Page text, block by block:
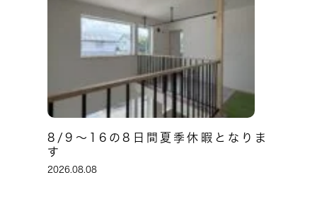
8/9～16の8日間夏季休暇となりま
す
2026.08.08